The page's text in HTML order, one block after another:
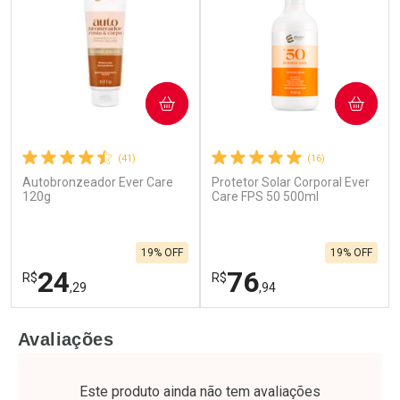
(41)
Autobronzeador Ever Care
120g
R$24,29
19% OFF
COMPRAR
Laboratório
Por Menos
(16)
Protetor Solar Corporal Ever
Care FPS 50 500ml
R$76,94
19% OFF
COMPRAR
Laboratório
Por Menos
Avaliações
Este produto ainda não tem avaliações